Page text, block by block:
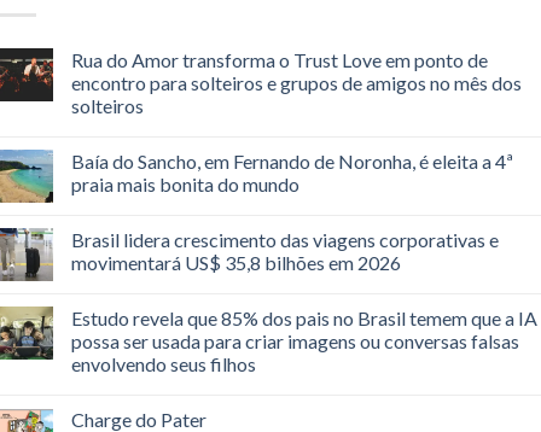
Rua do Amor transforma o Trust Love em ponto de
encontro para solteiros e grupos de amigos no mês dos
solteiros
Baía do Sancho, em Fernando de Noronha, é eleita a 4ª
praia mais bonita do mundo
Brasil lidera crescimento das viagens corporativas e
movimentará US$ 35,8 bilhões em 2026
Estudo revela que 85% dos pais no Brasil temem que a IA
possa ser usada para criar imagens ou conversas falsas
envolvendo seus filhos
Charge do Pater